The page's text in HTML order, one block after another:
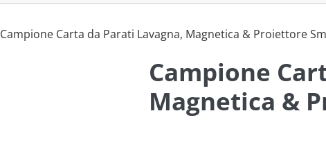
Campione Carta da Parati Lavagna, Magnetica & Proiettore
Campione
Magnetica &